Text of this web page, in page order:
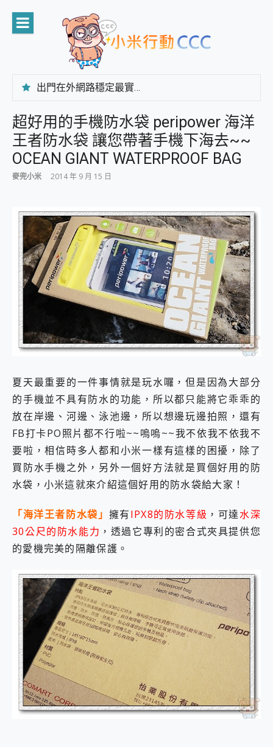
content
出門在外網路穩定最實在 「台灣大哥大」榮獲 4G/5G 在線率全球 NO.3 全台第一與全台六冠王實測心得，走到哪順到哪！
CP 值天花板~ Bongcom BS5 足球君開箱~ 短焦投影機 3千元就能擁有！ 折扣碼在這～
專為 PC上的 XBOX和掌機設計的 FireCuda X1070 SSD 固態硬碟開箱 評測
台灣製攝影機在這裡，100%全無線設計 SpotCam Solo Eco 太陽能防水雲端攝影機 SpotCam Solo 3 2.5K高畫質戶外攝影機 開箱 評測
電力超超超持久 MSI 微星 Prestige 14 AI+ D3MG-031TW 14吋 開箱評價，AI輕薄商務筆電 Copilot+ PC
超懂拍、耐用 AI 街拍機~ realme 16 Pro 開箱評價~ 2 億畫素 LumaColor 影像、持久續航與 IP69K 高防護
美到讓人超想擁有 moto pad 60 系列 與 Moto | Swarovski razr 60 冰藍限定版本 開箱 評測
好用的 EaseUS Partition Master 讓您輕鬆的移除與格式化有防寫保護的隨身碟或SD卡
一鍵修復模糊影片、舊照的 AI 好幫手! VideoProc Converter AI 新版全解析 × 年末優惠，一篇全看懂
小朋友才做選擇 投影機 RGB藍牙音響 氛圍情境燈 我通通都要！ Starfish 2 幻彩膠囊投影機｜結合「 智慧投影 & 煥彩流動 」的沈浸式生活新體驗
外型超吸晴~ 給您絕佳操控體驗 GravaStar Mercury K1 系列 異星機械鍵盤與 Mercury X 系列 輕量無線電競滑鼠 開箱 評測
開箱~變身「蜘蛛人」椅子軍師！MSI MPG 491CQP QD-OLED 超寬曲面電競螢幕，多工辦公、爽度滿滿的終極桌面體驗
iPhone 17 系列 有認證的防護來囉！ imos 首家導入 UL MCV 行銷宣告驗證的手機配件品牌
DJI Osmo Pocket 3 爽爽帶回家 歡慶 EaseUS 21 週年到來，「Slogan 海報徵稿活動」好康大放送
會走動的冷暖氣 SONY REON POCKET PRO 穿戴式智慧冷暖調溫裝置 開箱 評測
超好用的 PLAUD NotePin AI 智慧錄音膠囊~ 您的AI 秘書已上線 每月免費送你 300分鐘轉寫
COMPUTEX 2025 來囉！AGI亞奇雷 AI・Gaming・創作儲存方案登場，趕快來AGI亞奇雷挑戰任務抽 PS5！
飛利浦 JS7310 ⚡【電急便｜行動儲能救車電源】 可靠的旅行夥伴！帶給您優異的安全性與強大供電效能
是螢幕也是電視! 一機超多用途「MSI微星 Modern MD272UPSW 27型」 4K IPS 輕薄商用智慧聯網螢幕 開箱 評測
您的專屬AI 助手 Yoga Slim 7 Aura Edition 觸控AI筆電 開箱 評測
realme 14 Pro 超硬軍規、冰感變色實測，realme 14 5G 遊戲戰鬥值爆表，效能x娛樂全都要！
iPhone、Apple Watch、AirPods耳機 三個設備充電一起搞定 ONPRO MagReact™ M3 3 in 1可攜摺疊無線充電器 開箱 評測
動靜皆宜「HUAWEI FreeArc」開放式耳掛耳機，無感配戴! 超穩超服貼，音質、通話也很優質
25種洗烘模式一機搞定! Roborock 衣莉莎白 H1 Neo分子篩洗脫烘 AI 滾筒洗衣機
給 MSI Claw 系列電競掌機 最完美的家 MSI Nest Docking Station 掌機專屬擴充底座 開箱 評測
3 個超值 MHN 飛人工具分享~~ iToolab AnyGo 魔物獵人 Now飛人 ios教學 不出門也可以到處走
Locawhere AnyTo 寶可夢飛人 AnyTo 不出門也可以飛遍全世界
小體積 40000mAh 超大容量 一次充5個設備 充好充滿 CUKTECH 酷態科 300W 微型充電站 開箱 評測
97.3% 恢復率，資料救援就是這麼簡單 EaseUS Data Recovery Wizard Free 18.0.0 業界最好的資料救援軟體
磁碟系統大風吹 有了 磁碟管理程式 EaseUS Partition Master 就是這麼簡單
vivo TWS 3e 真無線藍牙耳機智慧降噪升級、音質明亮溫潤，並支援雙設備連接~
人像旗艦 vivo V30 系列 開箱 評測! 首搭蔡司光學鏡頭、攝影棚級柔光環、拍攝功能最好玩的美拍神機 vivo V30 Pro
多個願望一次滿足 超強散熱 微星 MSI Claw A1M-026TW 電競掌機 開箱 評測
超好用的手機防水袋 peripower 海洋
王者防水袋 讓您帶著手機下海去~~
OCEAN GIANT WATERPROOF BAG
麥兜小米 2014 年 9 月 15 日
夏天最重要的一件事情就是玩水囉，但是因為大部分
的手機並不具有防水的功能，所以都只能將它乖乖的
放在岸邊、河邊、泳池邊，所以想邊玩邊拍照，還有
FB打卡PO照片都不行啦~~嗚嗚~~我不依我不依我不
要啦，相信時多人都和小米一樣有這樣的困擾，除了
買防水手機之外，另外一個好方法就是買個好用的防
水袋，小米這就來介紹這個好用的防水袋給大家！
「海洋王者防水袋」 擁有IPX8的防水等級 ，可達水深
30公尺的防水能力 ，透過它專利的密合式夾具提供您
的愛機完美的隔離保護。